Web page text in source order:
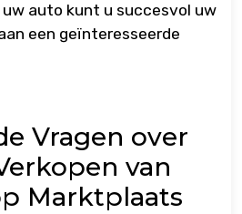
auto kunt u succesvol uw
een geïnteresseerde
Vragen over
van
Marktplaats